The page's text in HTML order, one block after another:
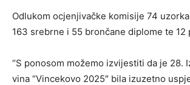
Odlukom ocjenjivačke komisije 74
163 srebrne i 55 brončane diplome te 12
“S ponosom možemo izvijestiti da je 28.
vina “Vincekovo 2025″ bila izuzetno